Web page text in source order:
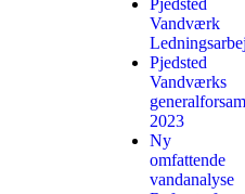
Pjedsted
Vandværk
Pjedsted
Vandværks
2023
Ny
omfattende
vandanalyse